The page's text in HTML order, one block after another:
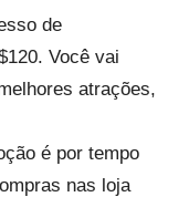
de
Você vai
atrações,
é por tempo
nas loja